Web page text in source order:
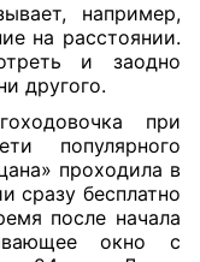
например,
на расстоянии.
и заодно
другого.
при
популярного
проходила в
сразу бесплатно
после начала
окно с